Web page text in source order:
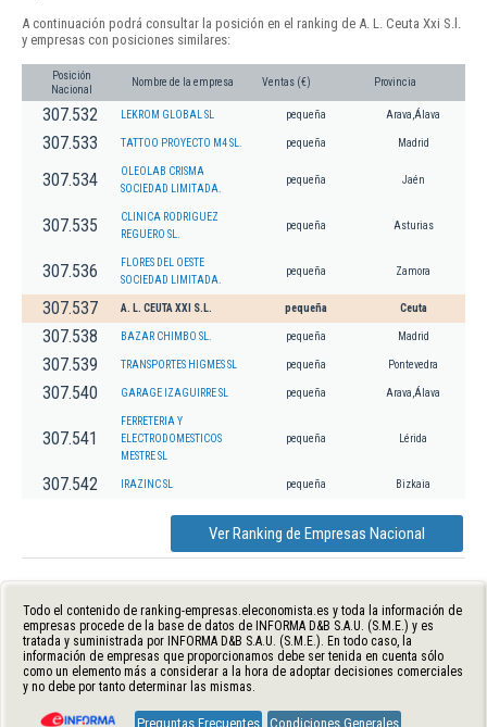
A continuación podrá consultar la posición en el ranking de A. L. Ceuta Xxi S.l.
y empresas con posiciones similares:
Posición
Nacional
Nombre de la empresa Ventas (€) Provincia
307.532 LEKROM GLOBAL SL pequeña Arava,Álava
307.533 TATTOO PROYECTO M4 SL. pequeña Madrid
307.534
OLEOLAB CRISMA
SOCIEDAD LIMITADA.
pequeña Jaén
307.535
CLINICA RODRIGUEZ
REGUERO SL.
pequeña Asturias
307.536
FLORES DEL OESTE
SOCIEDAD LIMITADA.
pequeña Zamora
307.537 A. L. CEUTA XXI S.L. pequeña Ceuta
307.538 BAZAR CHIMBO SL. pequeña Madrid
307.539 TRANSPORTES HIGMES SL pequeña Pontevedra
307.540 GARAGE IZAGUIRRE SL pequeña Arava,Álava
307.541
FERRETERIA Y
ELECTRODOMESTICOS
MESTRE SL
pequeña Lérida
307.542 IRAZINC SL pequeña Bizkaia
Ver Ranking de Empresas Nacional
Todo el contenido de ranking-empresas.eleconomista.es y toda la información de
empresas procede de la base de datos de INFORMA D&B S.A.U. (S.M.E.) y es
tratada y suministrada por INFORMA D&B S.A.U. (S.M.E.). En todo caso, la
información de empresas que proporcionamos debe ser tenida en cuenta sólo
como un elemento más a considerar a la hora de adoptar decisiones comerciales
y no debe por tanto determinar las mismas.
Preguntas Frecuentes Condiciones Generales